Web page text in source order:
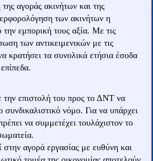
αγοράς ακινήτων και της
των ακινήτων η
εμπορική τους αξία. Με τις
των αντικειμενικών με τις
κρατήσει τα συνολικά ετήσια έσοδα
την επιστολή του προς το ΔΝΤ να
νόμο. Για να υπάρχει
να συμμετέχει τουλάχιστον το
στην αγορά εργασίας με ευθύνη και